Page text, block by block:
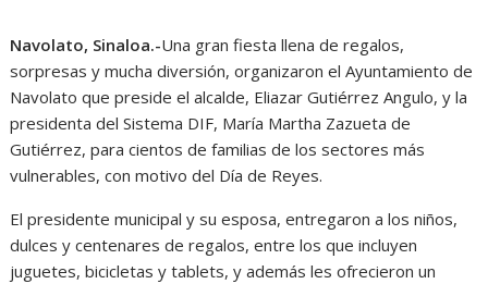
Navolato, Sinaloa.-Una gran fiesta llena de regalos,
sorpresas y mucha diversión, organizaron el Ayuntamiento de
Navolato que preside el alcalde, Eliazar Gutiérrez Angulo, y la
presidenta del Sistema DIF, María Martha Zazueta de
Gutiérrez, para cientos de familias de los sectores más
vulnerables, con motivo del Día de Reyes.
El presidente municipal y su esposa, entregaron a los niños,
dulces y centenares de regalos, entre los que incluyen
juguetes, bicicletas y tablets, y además les ofrecieron un